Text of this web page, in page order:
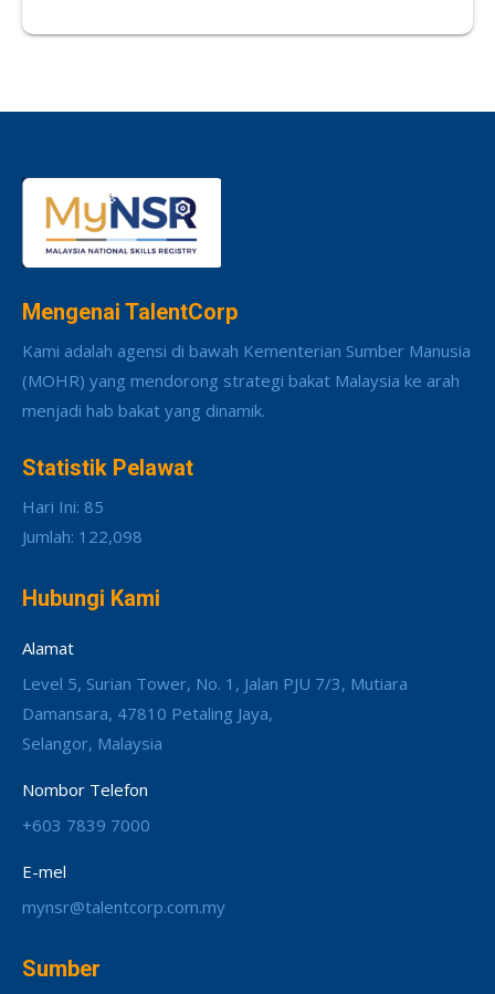
Mengenai TalentCorp
Kami adalah agensi di bawah Kementerian Sumber Manusia
(MOHR) yang mendorong strategi bakat Malaysia ke arah
menjadi hab bakat yang dinamik.
Statistik Pelawat
Hari Ini: 85
Jumlah: 122,098
Hubungi Kami
Alamat
Level 5, Surian Tower, No. 1, Jalan PJU 7/3, Mutiara
Damansara, 47810 Petaling Jaya,
Selangor, Malaysia
Nombor Telefon
+603 7839 7000
E-mel
mynsr@talentcorp.com.my
Sumber